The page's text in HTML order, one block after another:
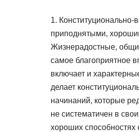
1.
приподнятыми,
Жизнерадостные,
самое благоприятное
включает и
делает
начинаний, которые
не систематичен в
хороших